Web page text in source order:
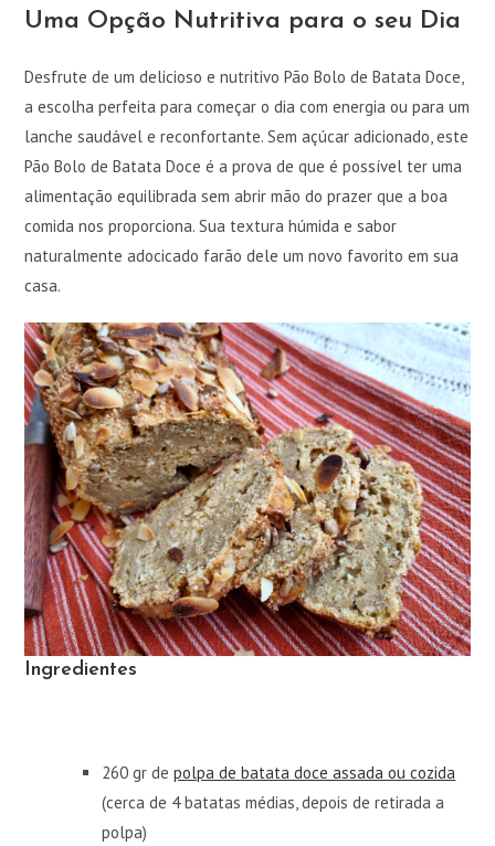
Uma Opção Nutritiva para o seu Dia
Desfrute de um delicioso e nutritivo Pão Bolo de Batata Doce,
a escolha perfeita para começar o dia com energia ou para um
lanche saudável e reconfortante. Sem açúcar adicionado, este
Pão Bolo de Batata Doce é a prova de que é possível ter uma
alimentação equilibrada sem abrir mão do prazer que a boa
comida nos proporciona. Sua textura húmida e sabor
naturalmente adocicado farão dele um novo favorito em sua
casa.
Ingredientes
260 gr depolpa de batata doce assada ou cozida
(cerca de 4 batatas médias, depois de retirada a
polpa)